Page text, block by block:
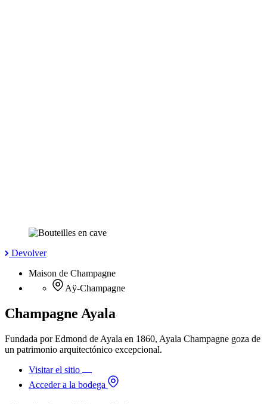
Devolver
Maison de Champagne
Aÿ-Champagne
Champagne Ayala
Fundada por Edmond de Ayala en 1860, Ayala Champagne goza de
un patrimonio arquitectónico excepcional.
Visitar el sitio
Acceder a la bodega